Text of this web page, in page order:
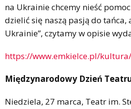
na Ukrainie chcemy nieść
dzielić się naszą pasją do tańca,
Ukrainie”, czytamy w opisie
https://www.emkielce.pl/
Międzynarodowy Dzień
Niedziela, 27 marca, Teatr im.